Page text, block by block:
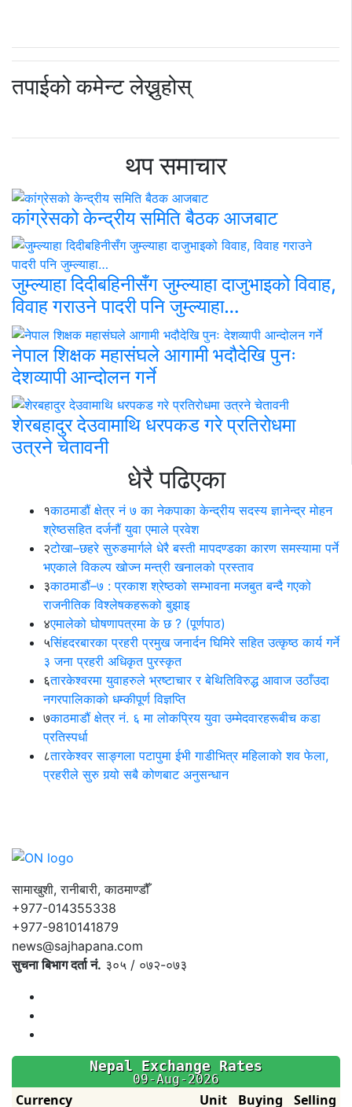
तपाईको कमेन्ट लेख्नुहोस्
थप समाचार
कांग्रेसको केन्द्रीय समिति बैठक आजबाट
जुम्ल्याहा दिदीबहिनीसँग जुम्ल्याहा दाजुभाइको विवाह,
विवाह गराउने पादरी पनि जुम्ल्याहा…
नेपाल शिक्षक महासंघले आगामी भदौदेखि पुनः
देशव्यापी आन्दोलन गर्ने
शेरबहादुर देउवामाथि धरपकड गरे प्रतिरोधमा
उत्रने चेतावनी
धेरै पढिएका
१काठमाडौं क्षेत्र नं ७ का नेकपाका केन्द्रीय सदस्य ज्ञानेन्द्र मोहन
श्रेष्ठसहित दर्जनौं युवा एमाले प्रवेश
२टोखा–छहरे सुरुङमार्गले धेरै बस्ती मापदण्डका कारण समस्यामा पर्ने
भएकाले विकल्प खोज्न मन्त्री खनालको प्रस्ताव
३काठमाडौं–७ : प्रकाश श्रेष्ठको सम्भावना मजबुत बन्दै गएको
राजनीतिक विश्लेषकहरूको बुझाइ
४एमालेको घोषणापत्रमा के छ ? (पूर्णपाठ)
५सिंहदरबारका प्रहरी प्रमुख जनार्दन घिमिरे सहित उत्कृष्ठ कार्य गर्ने
३ जना प्रहरी अधिकृत पुरस्कृत
६तारकेश्वरमा युवाहरुले भ्रष्टाचार र बेथितिविरुद्ध आवाज उठाँउदा
नगरपालिकाको धम्कीपूर्ण विज्ञप्ति
७काठमाडौं क्षेत्र नं. ६ मा लोकप्रिय युवा उम्मेदवारहरूबीच कडा
प्रतिस्पर्धा
८तारकेश्वर साङ्गला पटापुमा ईभी गाडीभित्र महिलाको शव फेला,
प्रहरीले सुरु गर्‍यो सबै कोणबाट अनुसन्धान
सामाखुशी, रानीबारी, काठमाण्डौँ
+977-014355338
+977-9810141879
news@sajhapana.com
सुचना बिभाग दर्ता नं. ३०५ / ०७२-०७३